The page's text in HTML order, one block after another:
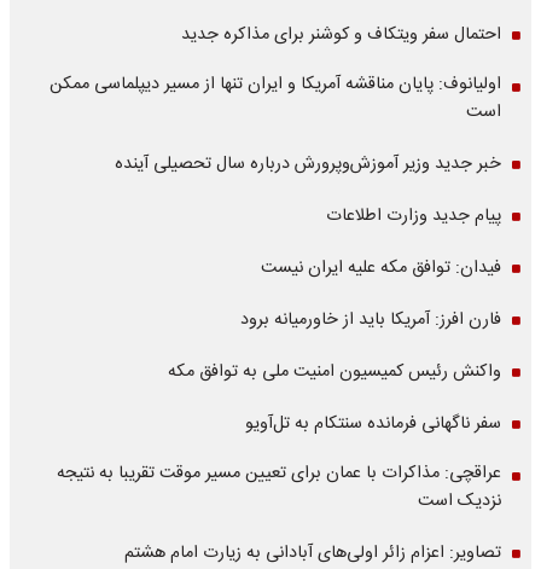
احتمال سفر ویتکاف و کوشنر برای مذاکره جدید
اولیانوف: پایان مناقشه آمریکا و ایران تنها از مسیر دیپلماسی ممکن
است
خبر جدید وزیر آموزش‌وپرورش درباره سال تحصیلی آینده
پیام جدید وزارت اطلاعات
فیدان: توافق مکه علیه ایران نیست
فارن افرز: آمریکا باید از خاورمیانه برود
واکنش رئیس کمیسیون امنیت ملی به توافق مکه
سفر ناگهانی فرمانده سنتکام به تل‌آویو
عراقچی: مذاکرات با عمان برای تعیین مسیر موقت تقریبا به نتیجه
نزدیک است
تصاویر: اعزام زائر اولی‌های آبادانی به زیارت امام هشتم